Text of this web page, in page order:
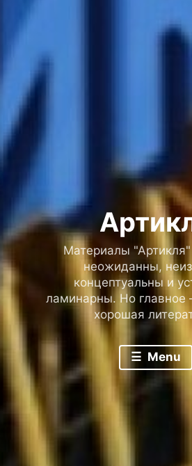
Материалы
неожиданны,
концептуальны и
ламинарны. Но главное
хорошая
Menu